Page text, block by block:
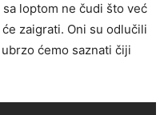
loptom ne čudi što već
zaigrati. Oni su odlučili
ćemo saznati čiji